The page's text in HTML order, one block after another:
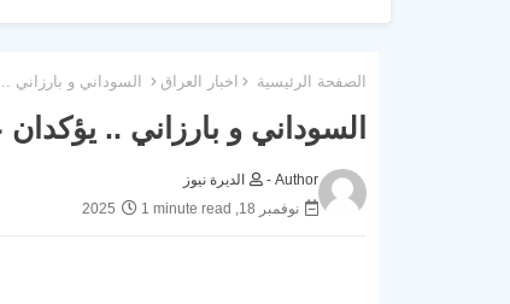
الصفحة الرئيسية اخبار العراق السوداني و بارزاني
السوداني و بارزاني .. يؤكدان
Author -
الديرة نيوز
نوفمبر 18, 2025
1 minute read